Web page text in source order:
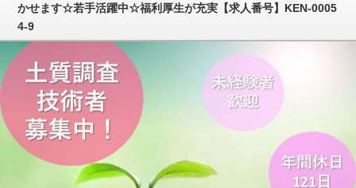
かせます☆若手活躍中☆福利厚生が充実【求人番号】KEN-0005
4-9